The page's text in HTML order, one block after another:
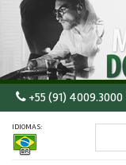
+55 (91) 4009.3000
IDIOMAS: